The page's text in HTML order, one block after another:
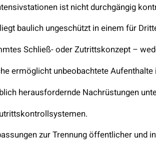
ist nicht durchgängig
baulich ungeschützt in einem für
Schließ- oder Zutrittskonzept –
ermöglicht unbeobachtete
herausfordernde Nachrüstungen
zur Trennung öffentlicher und